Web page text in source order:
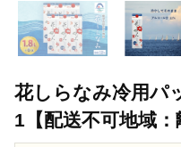
花しらなみ冷用
1【配送不可地域：